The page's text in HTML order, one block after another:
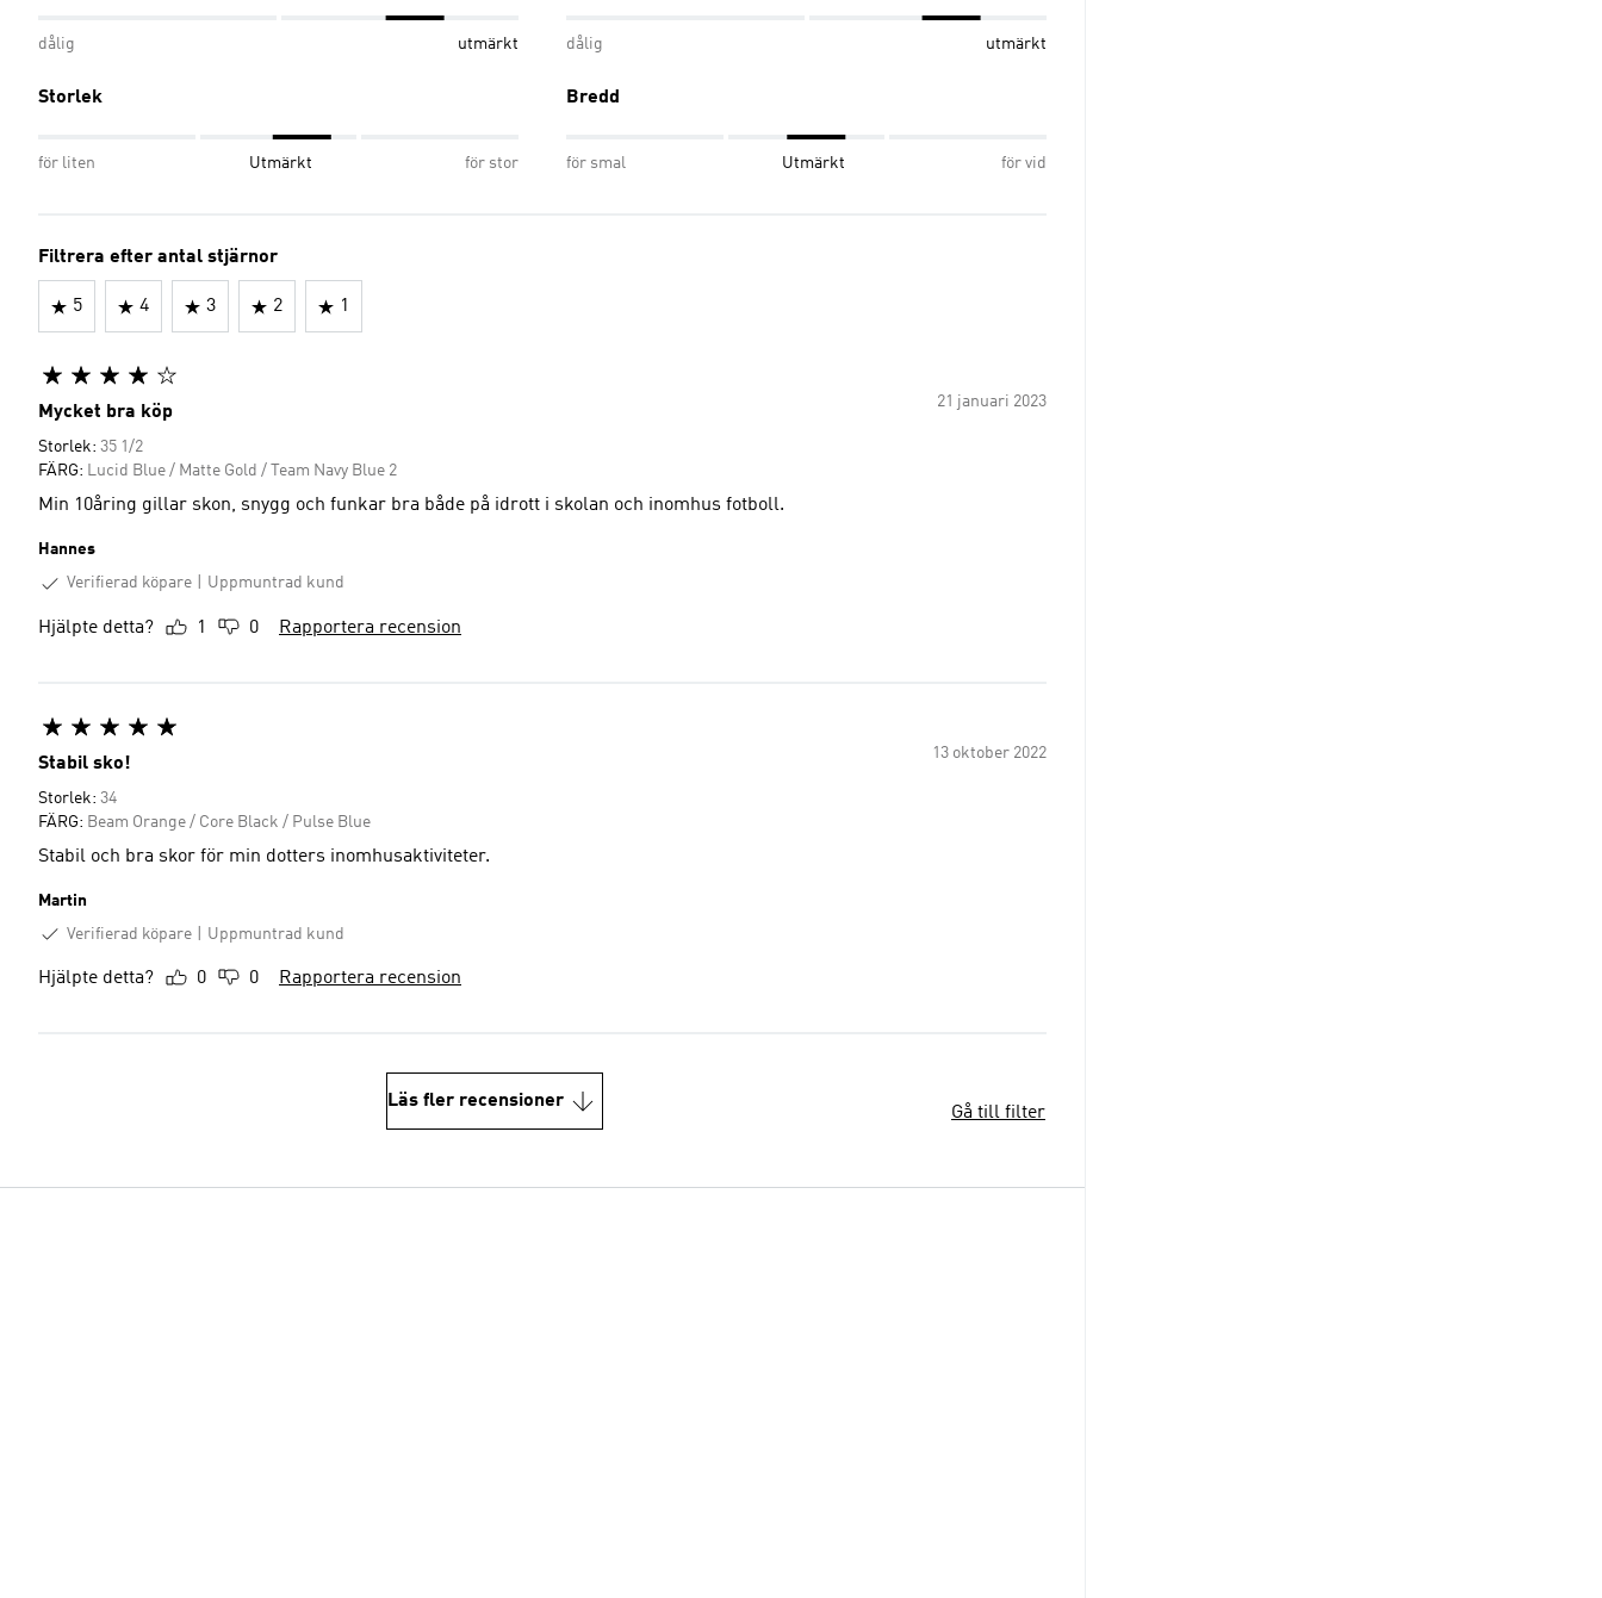
dålig utmärkt dålig utmärkt
Storlek
för liten Utmärkt för stor
Bredd
för smal Utmärkt för vid
Filtrera efter antal stjärnor
5 4 3 2 1
21 januari 2023
Mycket bra köp
Storlek: 35 1/2
FÄRG: Lucid Blue / Matte Gold / Team Navy Blue 2
Min 10åring gillar skon, snygg och funkar bra både på idrott i skolan och inomhus fotboll.
Hannes
Verifierad köpare
Uppmuntrad kund
Hjälpte detta? 1 0 Rapportera recension
13 oktober 2022
Stabil sko!
Storlek: 34
FÄRG: Beam Orange / Core Black / Pulse Blue
Stabil och bra skor för min dotters inomhusaktiviteter.
Martin
Verifierad köpare
Uppmuntrad kund
Hjälpte detta? 0 0 Rapportera recension
Läs fler recensioner
Gå till filter